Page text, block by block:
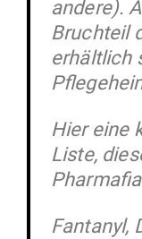
andere).
Bruchteil
erhältlich
Hier eine
Liste,
Fan­tanyl,